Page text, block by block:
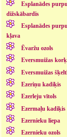
Esplanādes
dižskābardis
Esplanādes
kļava
Ēvaržu ozols
Eversmuižas
Eversmuižas
Ezeriņu kadiķis
Ezerleju vītols
Ezermaļu kadiķis
Ezernieku liepa
Ezernieku ozols